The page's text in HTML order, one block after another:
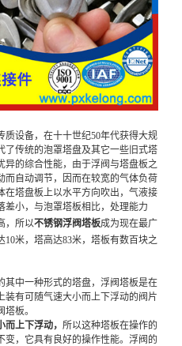
质设备，在十十世纪50年代获得大规
了传统的泡罩塔盘及其它一些旧式塔
异的综合性能，由于浮阀与塔盘板之
而自动调节，因而在较宽的气体负荷
在塔盘板上以水平方向吹出，气液接
差小，与泡罩塔板相比，处理能力
，所以不锈钢浮阀塔板成为现在最广
米，塔高达83米，塔板有数百块之
其中一种形式的塔盘，浮阀塔板是在
装有可随气速大小而上下浮动的阀片
板。
上下浮动， 所以这种塔板在操作的
变，它具有良好的操作性能。浮阀的